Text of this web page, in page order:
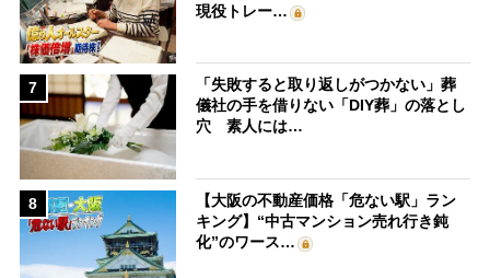
現役トレー…
7
「失敗すると取り返しがつかない」葬
儀社の手を借りない「DIY葬」の落とし
穴 素人には…
8
【大阪の不動産価格「危ない駅」ラン
キング】“中古マンション売れ行き鈍
化”のワース…